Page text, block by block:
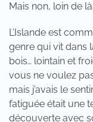
Mais non, loin de
L’Islande est
genre qui vit dans
bois… lointain et
vous ne voulez
mais j’avais le
fatiguée était une
découverte avec